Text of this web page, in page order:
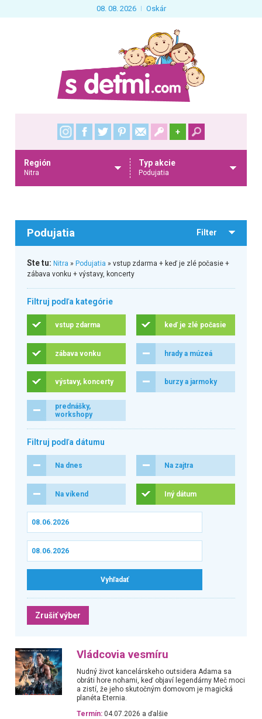
08. 08. 2026 Oskár
+
Región
Nitra
Typ akcie
Podujatia
Podujatia Filter
Ste tu: Nitra » Podujatia » vstup zdarma + keď je zlé počasie +
zábava vonku + výstavy, koncerty
Filtruj podľa kategórie
vstup zdarma keď je zlé počasie
zábava vonku hrady a múzeá
výstavy, koncerty burzy a jarmoky
prednášky,
workshopy
Filtruj podľa dátumu
Na dnes Na zajtra
Na víkend Iný dátum
Zrušiť výber
Vládcovia vesmíru
Nudný život kancelárskeho outsidera Adama sa
obráti hore nohami, keď objaví legendárny Meč moci
a zistí, že jeho skutočným domovom je magická
planéta Eternia.
Termín: 04.07.2026 a ďalšie